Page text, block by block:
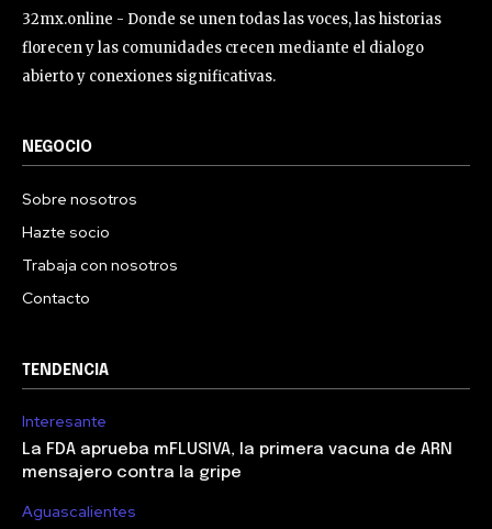
32mx.online - Donde se unen todas las voces, las historias
florecen y las comunidades crecen mediante el dialogo
abierto y conexiones significativas.
NEGOCIO
Sobre nosotros
Hazte socio
Trabaja con nosotros
Contacto
TENDENCIA
Interesante
La FDA aprueba mFLUSIVA, la primera vacuna de ARN
mensajero contra la gripe
Aguascalientes